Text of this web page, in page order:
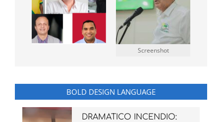
Screenshot
BOLD DESIGN LANGUAGE
DRAMATICO INCENDIO: